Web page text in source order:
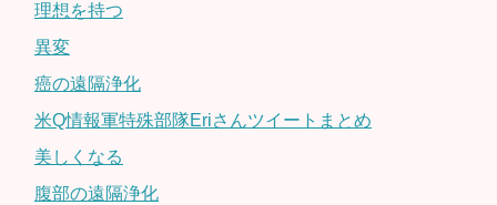
理想を持つ
異変
癌の遠隔浄化
米Q情報軍特殊部隊Eriさんツイートまとめ
美しくなる
腹部の遠隔浄化